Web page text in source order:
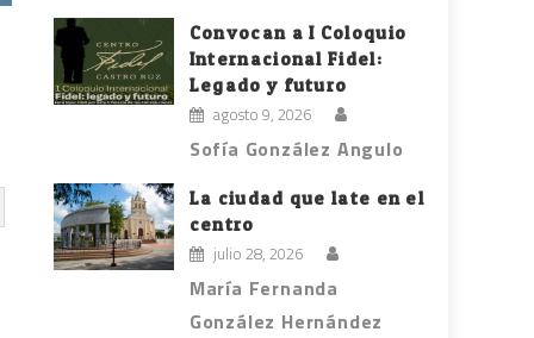
Convocan a I Coloquio
Internacional Fidel:
Legado y futuro
agosto 9, 2026
Sofía González Angulo
La ciudad que late en el
centro
julio 28, 2026
María Fernanda
González Hernández